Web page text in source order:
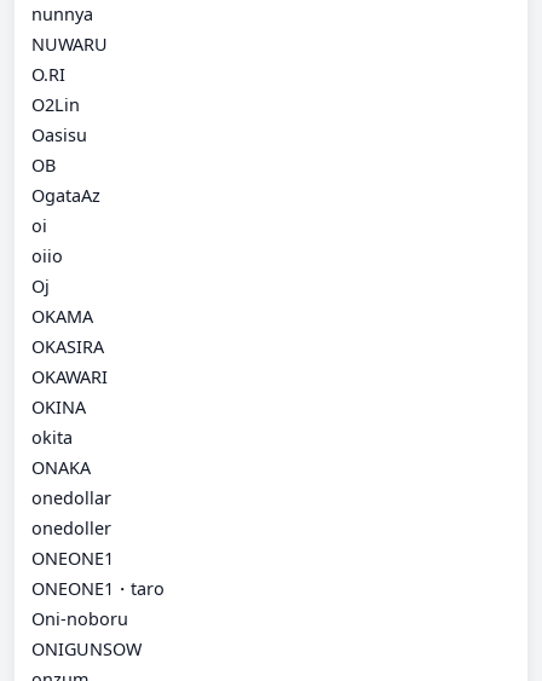
nunnya
NUWARU
O.RI
O2Lin
Oasisu
OB
OgataAz
oi
oiio
Oj
OKAMA
OKASIRA
OKAWARI
OKINA
okita
ONAKA
onedollar
onedoller
ONEONE1
ONEONE1・taro
Oni-noboru
ONIGUNSOW